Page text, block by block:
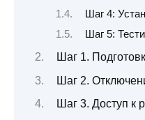
Шаг 4:
Шаг 5:
Шаг 1.
Шаг 2.
Шаг 3. Доступ к